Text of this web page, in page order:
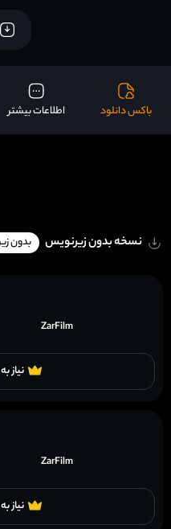
باکس دانلود اطلاعات بیشتر
نسخه بدون زیرنویس بدون
نیاز
ZarFilm
نیاز
ZarFilm